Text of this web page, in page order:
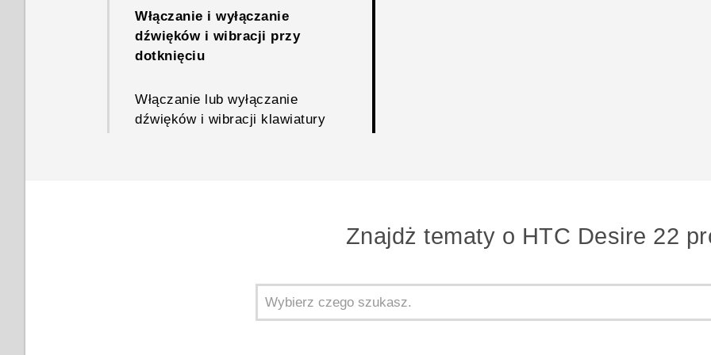
systemowego
Wyświetlanie połączenia w
Pobieranie aplikacji z
Internetu
Tryb Nie przeszkadzać
Włączanie i wyłączanie
dźwięków i wibracji przy
dotknięciu
Włączanie lub wyłączanie
dźwięków i wibracji klawiatury
Znajdż tematy o HTC Desire 22